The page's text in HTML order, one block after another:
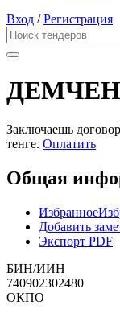
Вход /Регистрация
Заключаешь
тенге. Оплатить
Общая
Избранное
Добавить
Экспорт PDF
БИН/ИИН
740902302480
ОКПО